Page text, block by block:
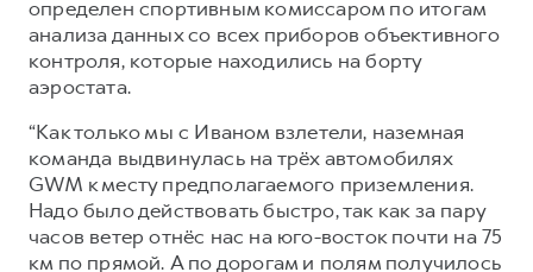
определен спортивным комиссаром по итогам
анализа данных со всех приборов объективного
контроля, которые находились на борту
аэростата.
“Как только мы c Иваном взлетели, наземная
команда выдвинулась на трёх автомобилях
GWM к месту предполагаемого приземления.
Надо было действовать быстро, так как за пару
часов ветер отнёс нас на юго-восток почти на 75
км по прямой. А по дорогам и полям получилось